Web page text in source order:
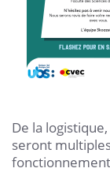
De la
seront